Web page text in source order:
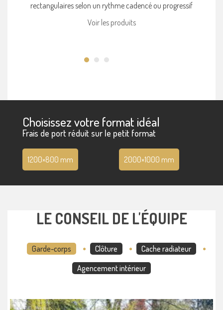
rectangulaires selon un rythme cadencé ou progressif
Voir les produits
Choisissez votre format idéal
Frais de port réduit sur le petit format
1200×800 mm 2000×1000 mm
LE CONSEIL DE L'ÉQUIPE
Garde-corps Clôture
Cache radiateur
Agencement intérieur